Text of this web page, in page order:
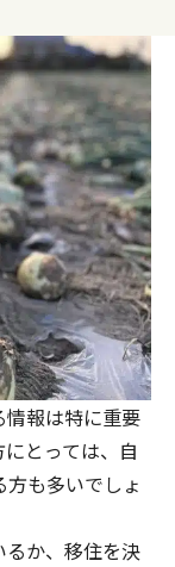
報は特に重要
とっては、自
も多いでしょ
か、移住を決